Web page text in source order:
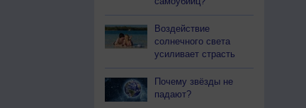
Воздействие
солнечного света
усиливает страсть
Почему звёзды не
падают?